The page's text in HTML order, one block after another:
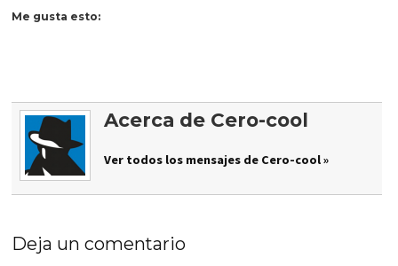
Me gusta esto:
Acerca de Cero-cool
Ver todos los mensajes de Cero-cool »
Deja un comentario